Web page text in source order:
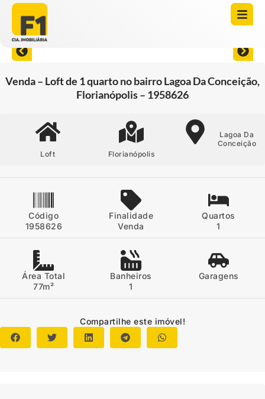
Venda – Loft de 1 quarto no bairro Lagoa Da Conceição,
Florianópolis – 1958626
Loft Florianópolis
Lagoa Da
Conceição
Código
1958626
Finalidade
Venda
Quartos
1
Área Total
77m²
Banheiros
1
Garagens
Compartilhe este imóvel!